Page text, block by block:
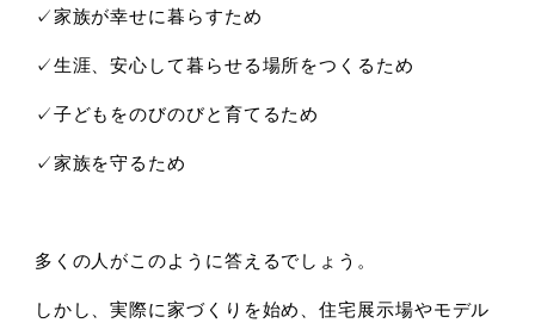
✓家族が幸せに暮らすため
✓生涯、安心して暮らせる場所をつくるため
✓子どもをのびのびと育てるため
✓家族を守るため
多くの人がこのように答えるでしょう。
しかし、実際に家づくりを始め、住宅展示場やモデル